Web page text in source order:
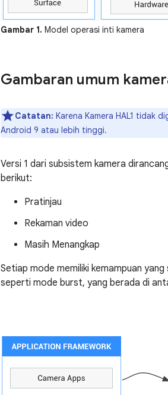
Gambar 1. Model operasi inti kamera
Gambaran umum
Catatan: Karena Kamera HAL1 tidak
Android 9 atau lebih tinggi.
Versi 1 dari subsistem kamera
berikut:
Pratinjau
Rekaman video
Masih Menangkap
Setiap mode memiliki kemampuan
seperti mode burst, yang berada di